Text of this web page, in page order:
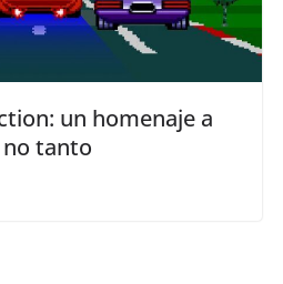
un homenaje a
no tanto